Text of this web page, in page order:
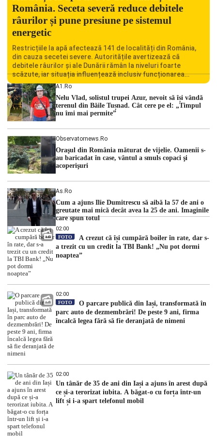
România. Seceta severă reduce debitele
râurilor și pune presiune pe sistemul
energetic
Restricțiile la apă afectează 141 de localități din România,
din cauza secetei severe. Autoritățile avertizează că
debitele râurilor și ale Dunării rămân la niveluri foarte
scăzute, iar situația influențează inclusiv funcționarea
Centralei Nucleare de la Cernavodă. România se confruntă
cu una dintre cele mai dificile perioade din punct de vedere
hidrologic din ultimii ani. Lipsa […]
A1.ro
Nelu Vlad, solistul trupei Azur, nevoit să își vândă
terenul din Băile Tușnad. Cât cere pe el: „Timpul
nu îmi mai permite”
Observatornews.ro
Oraşul din România măturat de vijelie. Oamenii s-
au baricadat în case, vântul a smuls copaci şi
acoperişuri
As.ro
Cum a ajuns Ilie Dumitrescu să aibă la 57 de ani o
greutate mai mică decât avea la 25 de ani. Imaginile
care spun totul
02:00
FOTO
A crezut că își cumpără boiler în rate, dar s-
a trezit cu un credit la TBI Bank! „Nu pot dormi
noaptea”
02:00
FOTO
O parcare publică din Iași, transformată în
parc auto de dezmembrări! De peste 9 ani, firma
încalcă legea fără să fie deranjată de nimeni
02:00
Un tânăr de 35 de ani din Iași a ajuns în arest după
ce și-a terorizat iubita. A băgat-o cu forța într-un
lift și i-a spart telefonul mobil